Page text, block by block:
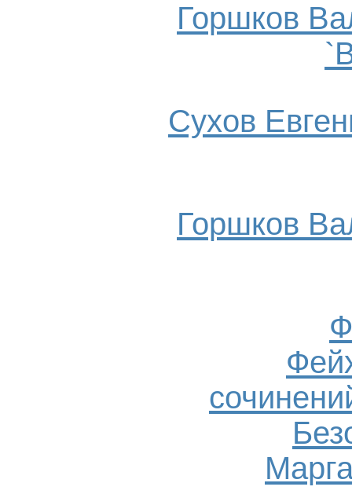
Горшков
Сухов
Горшков